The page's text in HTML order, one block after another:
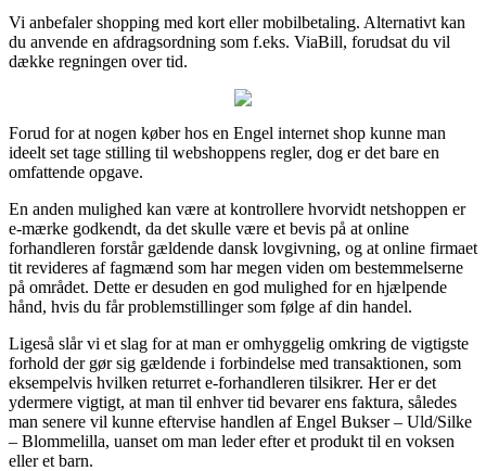
Vi anbefaler shopping med kort eller mobilbetaling. Alternativt kan
du anvende en afdragsordning som f.eks. ViaBill, forudsat du vil
dække regningen over tid.
Forud for at nogen køber hos en Engel internet shop kunne man
ideelt set tage stilling til webshoppens regler, dog er det bare en
omfattende opgave.
En anden mulighed kan være at kontrollere hvorvidt netshoppen er
e-mærke godkendt, da det skulle være et bevis på at online
forhandleren forstår gældende dansk lovgivning, og at online firmaet
tit revideres af fagmænd som har megen viden om bestemmelserne
på området. Dette er desuden en god mulighed for en hjælpende
hånd, hvis du får problemstillinger som følge af din handel.
Ligeså slår vi et slag for at man er omhyggelig omkring de vigtigste
forhold der gør sig gældende i forbindelse med transaktionen, som
eksempelvis hvilken returret e-forhandleren tilsikrer. Her er det
ydermere vigtigt, at man til enhver tid bevarer ens faktura, således
man senere vil kunne eftervise handlen af Engel Bukser – Uld/Silke
– Blommelilla, uanset om man leder efter et produkt til en voksen
eller et barn.